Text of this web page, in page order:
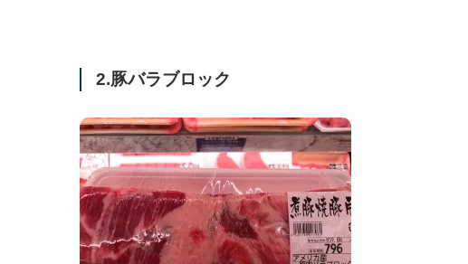
2.豚バラブロック